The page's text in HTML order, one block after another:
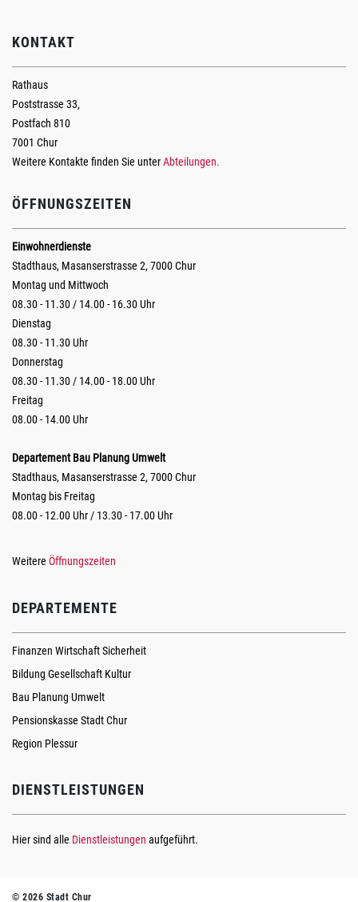
KONTAKT
Rathaus
Poststrasse 33,
Postfach 810
7001 Chur
Weitere Kontakte finden Sie unterAbteilungen.
ÖFFNUNGSZEITEN
Einwohnerdienste
Stadthaus, Masanserstrasse 2, 7000 Chur
Montag und Mittwoch
08.30 - 11.30 / 14.00 - 16.30 Uhr
Dienstag
08.30 - 11.30 Uhr
Donnerstag
08.30 - 11.30 / 14.00 - 18.00 Uhr
Freitag
08.00 - 14.00 Uhr
Departement Bau Planung Umwelt
Stadthaus, Masanserstrasse 2, 7000 Chur
Montag bis Freitag
08.00 - 12.00 Uhr / 13.30 - 17.00 Uhr
Weitere Öffnungszeiten
DEPARTEMENTE
Finanzen Wirtschaft Sicherheit
Bildung Gesellschaft Kultur
Bau Planung Umwelt
Pensionskasse Stadt Chur
Region Plessur
DIENSTLEISTUNGEN
Hier sind alle Dienstleistungen aufgeführt.
© 2026 Stadt Chur